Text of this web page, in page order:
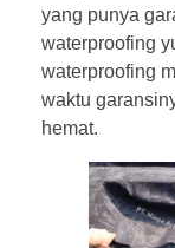
yang punya
waterproofing
waterproofing
waktu
hemat.